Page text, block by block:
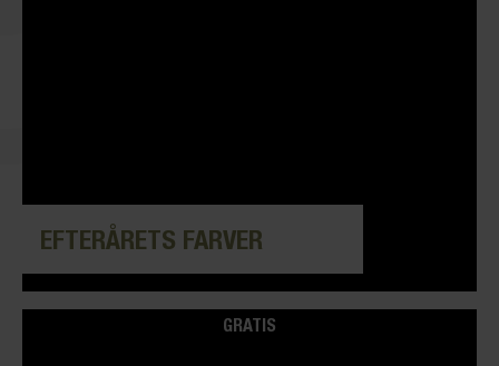
EFTERÅRETS FARVER
GRATIS